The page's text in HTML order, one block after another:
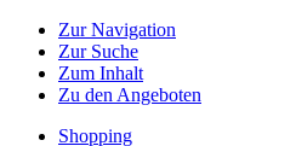
Zur Navigation
Zur Suche
Zum Inhalt
Zu den Angeboten
Shopping